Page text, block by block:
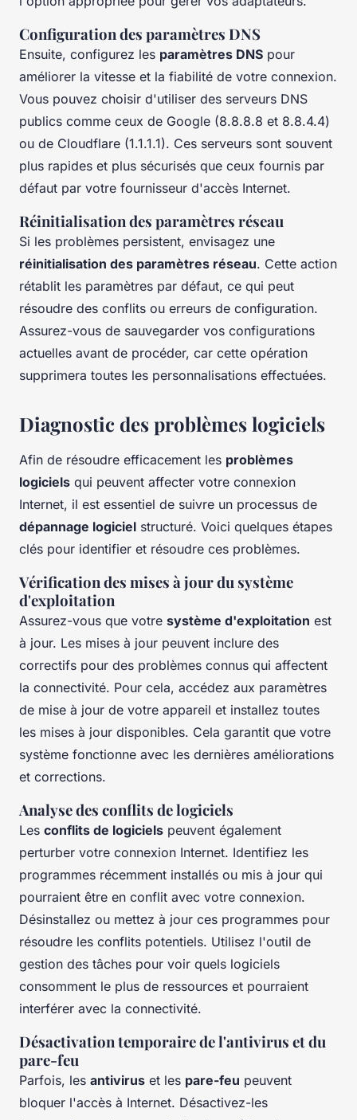
Configuration des paramètres DNS
Ensuite, configurez les paramètres DNS pour
améliorer la vitesse et la fiabilité de votre connexion.
Vous pouvez choisir d'utiliser des serveurs DNS
publics comme ceux de Google (8.8.8.8 et 8.8.4.4)
ou de Cloudflare (1.1.1.1). Ces serveurs sont souvent
plus rapides et plus sécurisés que ceux fournis par
défaut par votre fournisseur d'accès Internet.
Réinitialisation des paramètres réseau
Si les problèmes persistent, envisagez une
réinitialisation des paramètres réseau. Cette action
rétablit les paramètres par défaut, ce qui peut
résoudre des conflits ou erreurs de configuration.
Assurez-vous de sauvegarder vos configurations
actuelles avant de procéder, car cette opération
supprimera toutes les personnalisations effectuées.
Diagnostic des problèmes logiciels
Afin de résoudre efficacement les problèmes
logiciels qui peuvent affecter votre connexion
Internet, il est essentiel de suivre un processus de
dépannage logiciel structuré. Voici quelques étapes
clés pour identifier et résoudre ces problèmes.
Vérification des mises à jour du système
d'exploitation
Assurez-vous que votre système d'exploitation est
à jour. Les mises à jour peuvent inclure des
correctifs pour des problèmes connus qui affectent
la connectivité. Pour cela, accédez aux paramètres
de mise à jour de votre appareil et installez toutes
les mises à jour disponibles. Cela garantit que votre
système fonctionne avec les dernières améliorations
et corrections.
Analyse des conflits de logiciels
Les conflits de logiciels peuvent également
perturber votre connexion Internet. Identifiez les
programmes récemment installés ou mis à jour qui
pourraient être en conflit avec votre connexion.
Désinstallez ou mettez à jour ces programmes pour
résoudre les conflits potentiels. Utilisez l'outil de
gestion des tâches pour voir quels logiciels
consomment le plus de ressources et pourraient
interférer avec la connectivité.
Désactivation temporaire de l'antivirus et du
pare-feu
Parfois, les antivirus et les pare-feu peuvent
bloquer l'accès à Internet. Désactivez-les